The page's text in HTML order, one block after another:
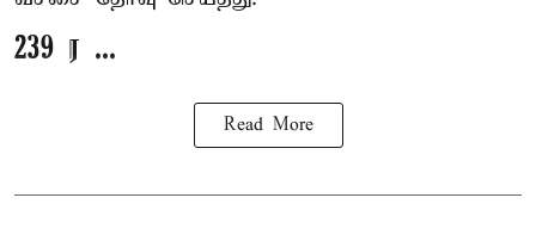
239 ர ...
Read More